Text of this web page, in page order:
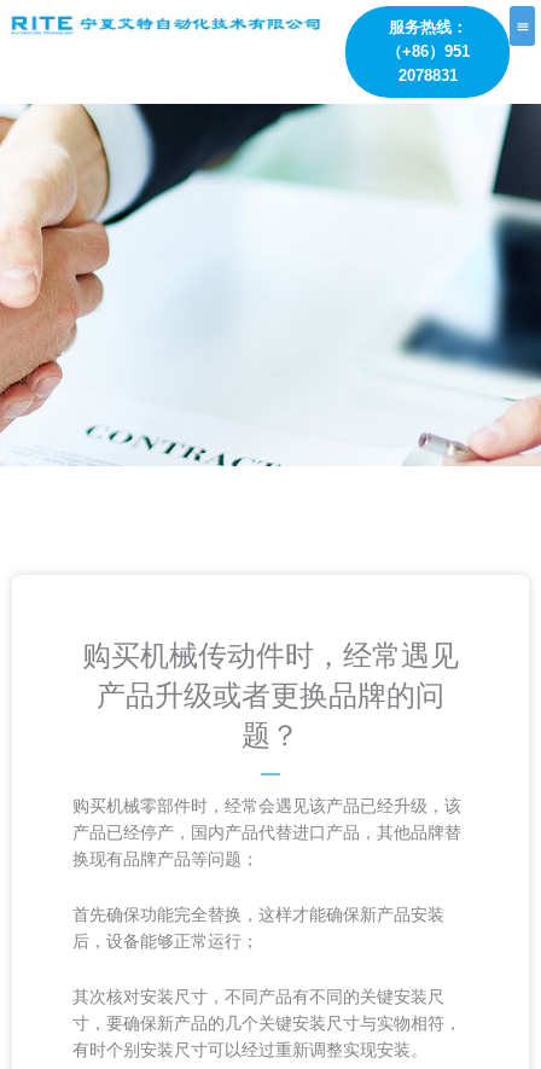
跳
至
服务热线：
（+86）951
2078831
购买机械传动件时，经常遇见
产品升级或者更换品牌的问
题？
购买机械零部件时，经常会遇见该产品已经升级，该
产品已经停产，国内产品代替进口产品，其他品牌替
换现有品牌产品等问题；
首先确保功能完全替换，这样才能确保新产品安装
后，设备能够正常运行；
其次核对安装尺寸，不同产品有不同的关键安装尺
寸，要确保新产品的几个关键安装尺寸与实物相符，
有时个别安装尺寸可以经过重新调整实现安装。